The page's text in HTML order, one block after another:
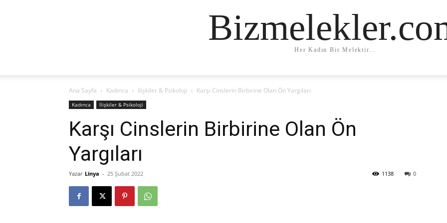
Her Kadın Bir Melektir...
Ana Sayfa Kadınca İlişkiler & Psikoloji Karşı Cinslerin Birbirine Olan Ön Yargıları
Kadınca İlişkiler & Psikoloji
Karşı Cinslerin Birbirine Olan Ön
Yargıları
Yazar Linya - 25 Şubat 2022 0
1138